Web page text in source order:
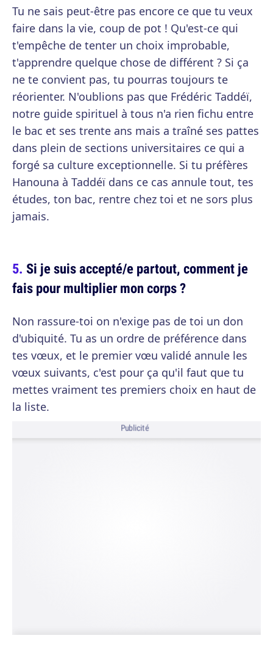
Tu ne sais peut-être pas encore ce que tu veux
faire dans la vie, coup de pot ! Qu'est-ce qui
t'empêche de tenter un choix improbable,
t'apprendre quelque chose de différent ? Si ça
ne te convient pas, tu pourras toujours te
réorienter. N'oublions pas que Frédéric Taddéï,
notre guide spirituel à tous n'a rien fichu entre
le bac et ses trente ans mais a traîné ses pattes
dans plein de sections universitaires ce qui a
forgé sa culture exceptionnelle. Si tu préfères
Hanouna à Taddéï dans ce cas annule tout, tes
études, ton bac, rentre chez toi et ne sors plus
jamais.
Si je suis accepté/e partout, comment je
fais pour multiplier mon corps ?
Non rassure-toi on n'exige pas de toi un don
d'ubiquité. Tu as un ordre de préférence dans
tes vœux, et le premier vœu validé annule les
vœux suivants, c'est pour ça qu'il faut que tu
mettes vraiment tes premiers choix en haut de
la liste.
Publicité